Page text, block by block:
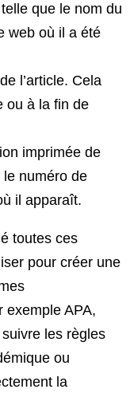
que le nom du
web où il a été
l’article. Cela
ou à la fin de
imprimée de
le numéro de
il apparaît.
toutes ces
pour créer une
exemple APA,
les règles
ou
la